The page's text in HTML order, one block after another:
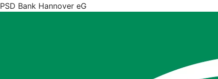
PSD Bank Hannover eG